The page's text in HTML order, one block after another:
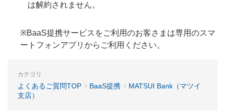
は解約されません。
※BaaS提携サービスをご利用のお客さまは専用のスマ
ートフォンアプリからご利用ください。
カテゴリ
よくあるご質問TOP BaaS提携
MATSUI Bank（マツイ
支店）